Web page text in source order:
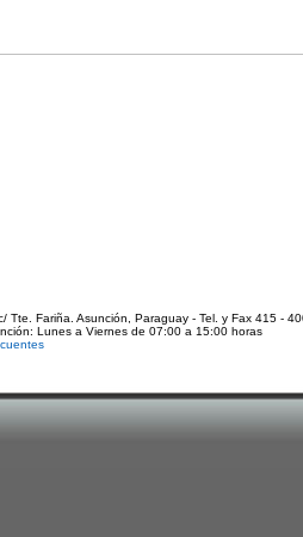
Tte. Fariña. Asunción, Paraguay - Tel. y Fax 415 -
Lunes a Viernes de 07:00 a 15:00 horas